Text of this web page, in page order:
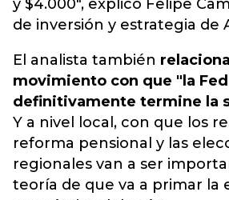
y $4.000", explicó Felipe
de inversión y estrategia de
El analista también
movimiento con que "la Fed
definitivamente termine la
Y a nivel local, con que los
reforma pensional y las
regionales van a ser
teoría de que va a primar la